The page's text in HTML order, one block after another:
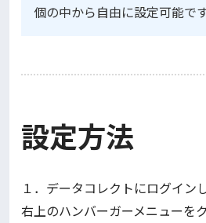
個の中から自由に設定可能です
設定方法
１．データコレクトにログイン
右上のハンバーガーメニューを